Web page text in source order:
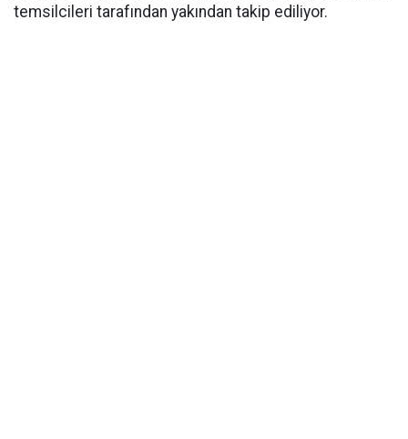
temsilcileri tarafından yakından takip ediliyor.